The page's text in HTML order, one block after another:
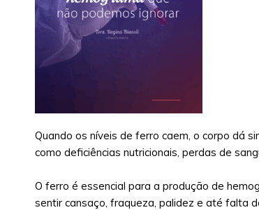
Quando os níveis de ferro caem, o corpo dá
como deficiências nutricionais, perdas de
O ferro é essencial para a produção de
sentir cansaço, fraqueza, palidez e até falta